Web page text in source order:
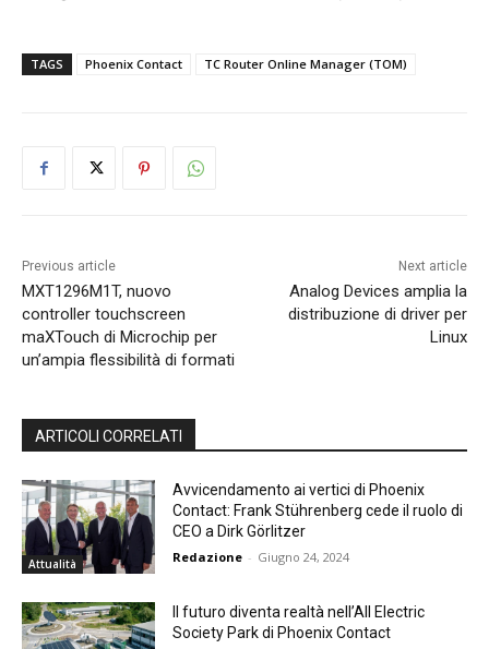
TAGS Phoenix Contact TC Router Online Manager (TOM)
Previous article
MXT1296M1T, nuovo
controller touchscreen
maXTouch di Microchip per
un’ampia flessibilità di formati
Next article
Analog Devices amplia la
distribuzione di driver per
Linux
ARTICOLI CORRELATI
Attualità
Avvicendamento ai vertici di Phoenix
Contact: Frank Stührenberg cede il ruolo di
CEO a Dirk Görlitzer
Redazione - Giugno 24, 2024
Il futuro diventa realtà nell’All Electric
Society Park di Phoenix Contact